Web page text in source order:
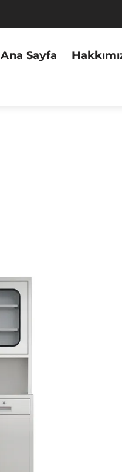
Ana Sayfa